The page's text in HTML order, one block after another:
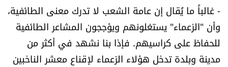
ثقافة وفنون
فصل من كتاب
- غالباً ما يُقال إن عامة الشعب لا تدرك معنى الطائفية،
وأن "الزعماء" يستغلونهم ويؤججون المشاعر الطائفية
للحفاظ على كراسيهم. فإذا بنا نشهد في أكثر من
مدينة وبلدة تدخل هؤلاء الزعماء لإقناع معشر الناخبين